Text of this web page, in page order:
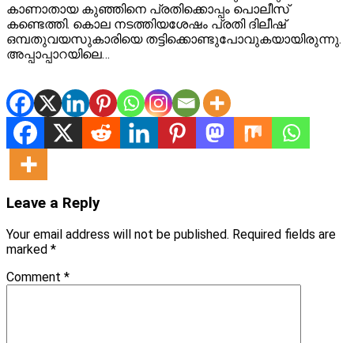
കാണാതായ കുഞ്ഞിനെ പ്രതിക്കൊപ്പം പൊലീസ്
കണ്ടെത്തി. കൊല നടത്തിയശേഷം പ്രതി ദിലീഷ്
ഒമ്പതുവയസുകാരിയെ തട്ടിക്കൊണ്ടുപോവുകയായിരുന്നു.
അപ്പാപ്പാറയിലെ…
Leave a Reply
Your email address will not be published. Required fields are
marked *
Comment *